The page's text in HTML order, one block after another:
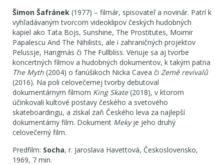
Šimon Šafránek (1977) – filmár, spisovateľ a novinár. Patrí k
vyhľadávaným tvorcom videoklipov českých hudobných
kapiel ako Tata Bojs, Sunshine, The Prostitutes, Moimir
Papalescu And The Nihilists, ale i zahraničných projektov
Pelussje, Hangmás či The Fullbliss. Venuje sa aj tvorbe
koncertných filmov a hudobných dokumentov, k takým patria
The Myth (2004) o fanúšikoch Nicka Cavea či Země revivalů
(2016). Na poli celovečernej tvorby debutoval
dokumentárnym filmom King Skate(2018), v ktorom
účinkovali kultové postavy českého a svetového
skateboardingu, a získal zaň Českého leva za najlepší
dokumentárny film. Dokument Mekyje jeho druhý
celovečerný film.
Predfilm: Socha, r. Jaroslava Havettová, Československo,
1969, 7 min.